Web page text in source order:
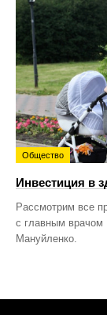
Общество
Инвестиция в
Рассмотрим все
с главным врачом
Мануйленко.